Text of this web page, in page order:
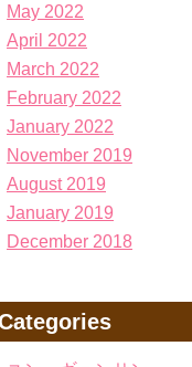
May 2022
April 2022
March 2022
February 2022
January 2022
November 2019
August 2019
January 2019
December 2018